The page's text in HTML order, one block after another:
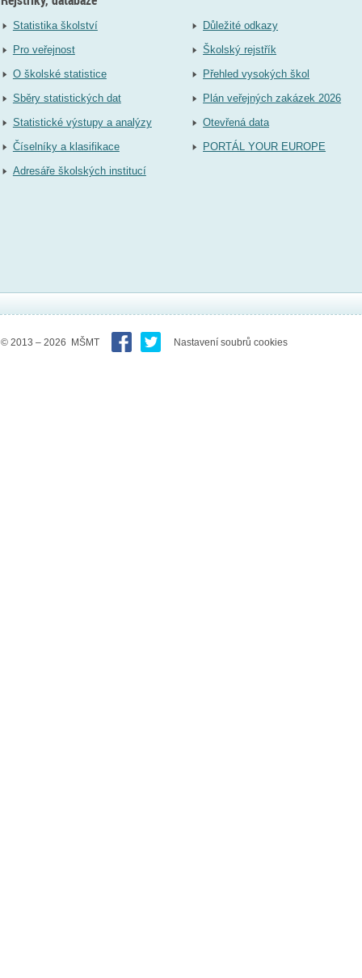
Statistika školství
Pro veřejnost
O školské statistice
Sběry statistických dat
Statistické výstupy a analýzy
Číselníky a klasifikace
Adresáře školských institucí
Důležité odkazy
Školský rejstřík
Přehled vysokých škol
Plán veřejných zakázek 2026
Otevřená data
PORTÁL YOUR EUROPE
© 2013 – 2026 MŠMT Nastavení soubrů cookies